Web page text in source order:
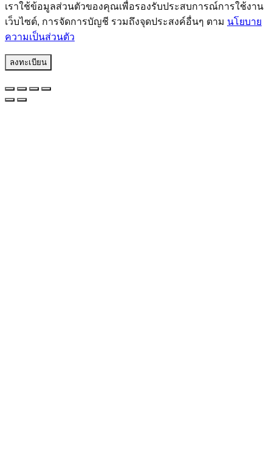
เราใช้ข้อมูลส่วนตัวของคุณเพื่อรองรับประสบการณ์การใช้งาน
เว็บไซต์, การจัดการบัญชี รวมถึงจุดประสงค์อื่นๆ ตาม นโยบาย
ความเป็นส่วนตัว
ลงทะเบียน